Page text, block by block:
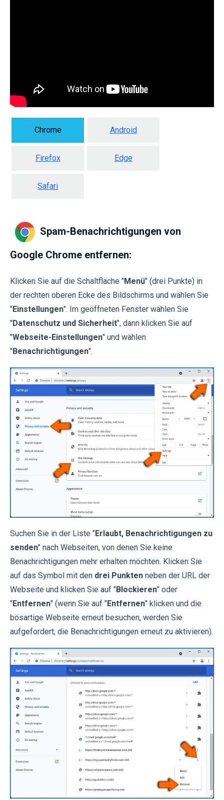
Chrome Android
Firefox Edge
Safari
Spam-Benachrichtigungen von
Google Chrome entfernen:
Klicken Sie auf die Schaltfläche "Menü" (drei Punkte) in
der rechten oberen Ecke des Bildschirms und wählen Sie
"Einstellungen". Im geöffneten Fenster wählen Sie
"Datenschutz und Sicherheit", dann klicken Sie auf
"Webseite-Einstellungen" und wählen
"Benachrichtigungen".
Suchen Sie in der Liste "Erlaubt, Benachrichtigungen zu
senden" nach Webseiten, von denen Sie keine
Benachrichtigungen mehr erhalten möchten. Klicken Sie
auf das Symbol mit den drei Punkten neben der URL der
Webseite und klicken Sie auf "Blockieren" oder
"Entfernen" (wenn Sie auf "Entfernen" klicken und die
bösartige Webseite erneut besuchen, werden Sie
aufgefordert, die Benachrichtigungen erneut zu aktivieren).